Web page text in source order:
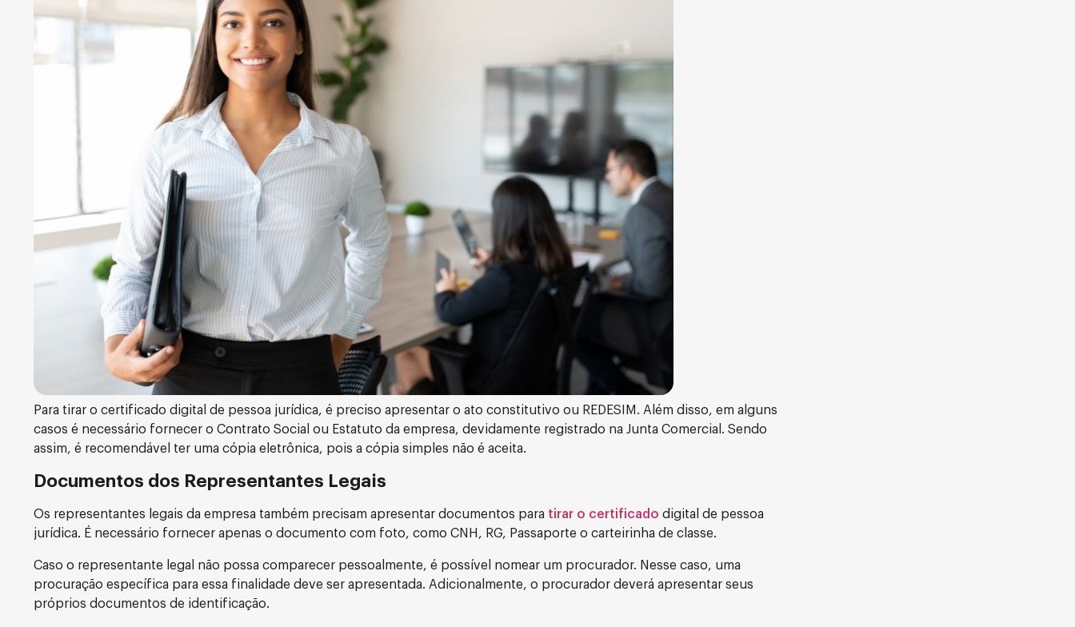
Para tirar o certificado digital de pessoa jurídica, é preciso apresentar o ato constitutivo ou REDESIM. Além disso, em alguns
casos é necessário fornecer o Contrato Social ou Estatuto da empresa, devidamente registrado na Junta Comercial. Sendo
assim, é recomendável ter uma cópia eletrônica, pois a cópia simples não é aceita.
Documentos dos Representantes Legais
Os representantes legais da empresa também precisam apresentar documentos para tirar o certificado digital de pessoa
jurídica. É necessário fornecer apenas o documento com foto, como CNH, RG, Passaporte o carteirinha de classe.
Caso o representante legal não possa comparecer pessoalmente, é possível nomear um procurador. Nesse caso, uma
procuração específica para essa finalidade deve ser apresentada. Adicionalmente, o procurador deverá apresentar seus
próprios documentos de identificação.